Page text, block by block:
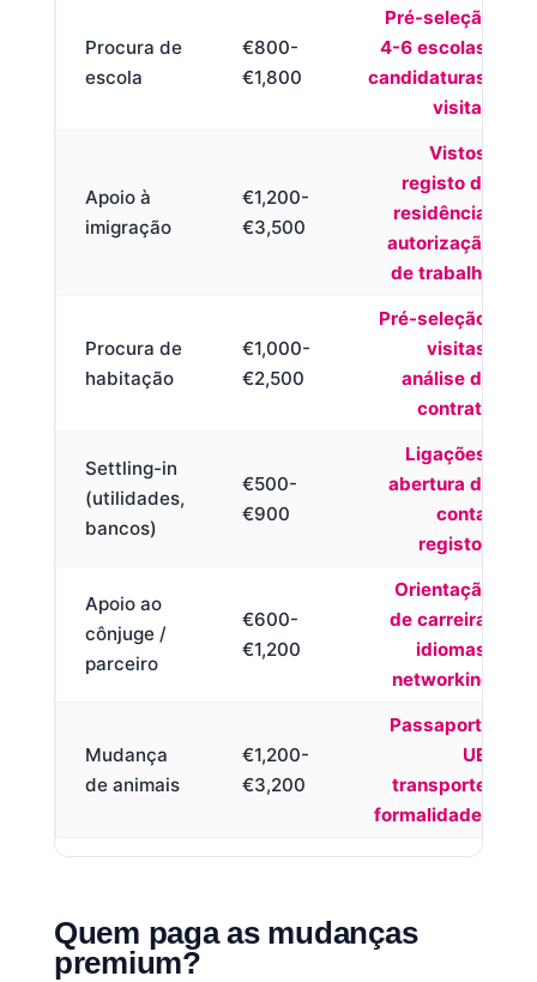
Procura de
escola
€800-
€1,800
Pré-seleção
4-6 escolas,
candidaturas,
visitas
Apoio à
imigração
€1,200-
€3,500
Vistos,
registo de
residência,
autorização
de trabalho
Procura de
habitação
€1,000-
€2,500
Pré-seleção,
visitas,
análise de
contrato
Settling-in
(utilidades,
bancos)
€500-
€900
Ligações,
abertura de
conta,
registos
Apoio ao
cônjuge /
parceiro
€600-
€1,200
Orientação
de carreira,
idiomas,
networking
Mudança
de animais
€1,200-
€3,200
Passaporte
UE,
transporte,
formalidades
Quem paga as mudanças
premium?